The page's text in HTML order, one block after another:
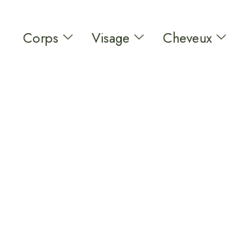
Corps Visage Cheveux